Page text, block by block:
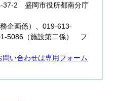
37-2 盛岡市役所都南分庁
企画係）、019-613-
5086（施設第二係） フ
い合わせは専用フォーム